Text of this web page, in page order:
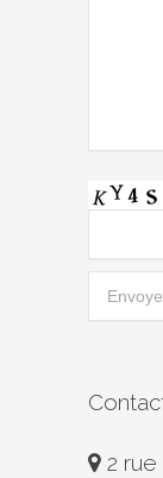
2 rue